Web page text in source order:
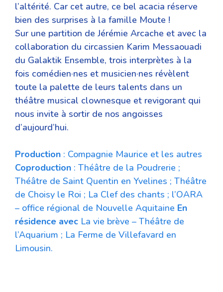
l’altérité. Car cet autre, ce bel acacia réserve
bien des surprises à la famille Moute !
Sur une partition de Jérémie Arcache et avec la
collaboration du circassien Karim Messaouadi
du Galaktik Ensemble, trois interprètes à la
fois comédien·nes et musicien·nes révèlent
toute la palette de leurs talents dans un
théâtre musical clownesque et revigorant qui
nous invite à sortir de nos angoisses
d’aujourd’hui.
Production : Compagnie Maurice et les autres
Coproduction : Théâtre de la Poudrerie ;
Théâtre de Saint Quentin en Yvelines ; Théâtre
de Choisy le Roi ; La Clef des chants ; l’OARA
– office régional de Nouvelle Aquitaine En
résidence avec La vie brève – Théâtre de
l’Aquarium ; La Ferme de Villefavard en
Limousin.